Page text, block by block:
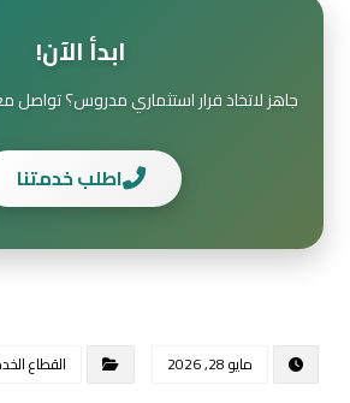
ابدأ الآن!
جاهز لاتخاذ قرار استثماري مدروس؟ تواصل
اطلب خدمتنا
مايو 28, 2026 القطاع